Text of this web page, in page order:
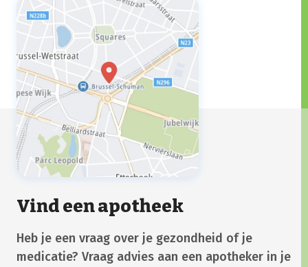
Vind een apotheek
Heb je een vraag over je gezondheid of je
medicatie? Vraag advies aan een apotheker in je